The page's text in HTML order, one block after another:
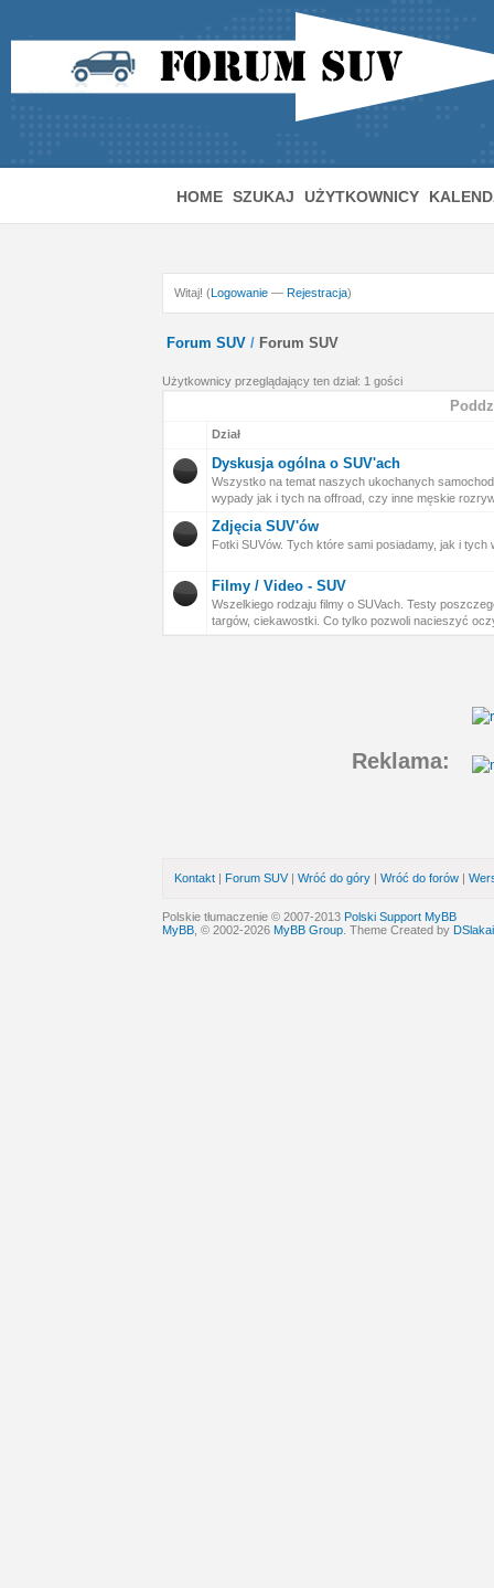
HOME SZUKAJ UŻYTKOWNICY
Witaj! (Logowanie — Rejestracja)
Forum SUV / Forum SUV
Użytkownicy przeglądający ten dział: 1 gości
Dział
Dyskusja ogólna o SUV'ach
Wszystko na temat naszych ukochanych
wypady jak i tych na offroad, czy inne męskie
Zdjęcia SUV'ów
Fotki SUVów. Tych które sami posiadamy, jak i tych
Filmy / Video - SUV
Wszelkiego rodzaju filmy o SUVach. Testy
targów, ciekawostki. Co tylko pozwoli nacieszyć
Reklama:
Kontakt | Forum SUV| Wróć do góry | Wróć do forów |
Polskie tłumaczenie © 2007-2013 Polski Support MyBB
MyBB , © 2002-2026 MyBB Group . Theme Created by